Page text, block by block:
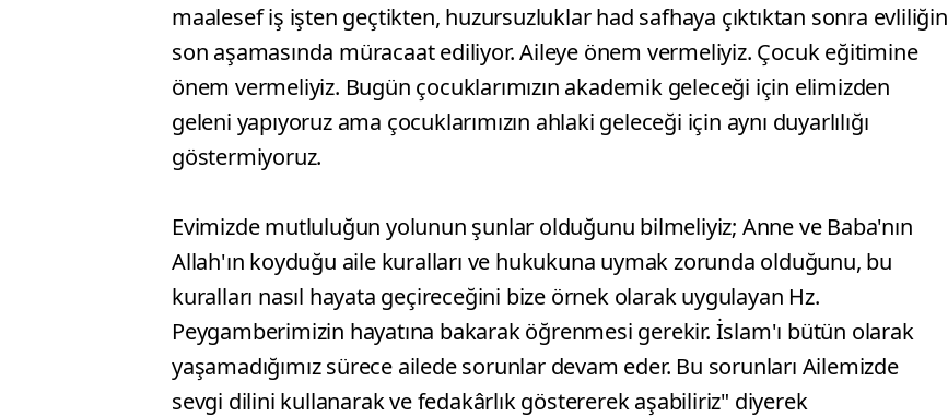
maalesef iş işten geçtikten, huzursuzluklar had safhaya çıktıktan sonra evliliğin
son aşamasında müracaat ediliyor. Aileye önem vermeliyiz. Çocuk eğitimine
önem vermeliyiz. Bugün çocuklarımızın akademik geleceği için elimizden
geleni yapıyoruz ama çocuklarımızın ahlaki geleceği için aynı duyarlılığı
göstermiyoruz.
Evimizde mutluluğun yolunun şunlar olduğunu bilmeliyiz; Anne ve Baba'nın
Allah'ın koyduğu aile kuralları ve hukukuna uymak zorunda olduğunu, bu
kuralları nasıl hayata geçireceğini bize örnek olarak uygulayan Hz.
Peygamberimizin hayatına bakarak öğrenmesi gerekir. İslam'ı bütün olarak
yaşamadığımız sürece ailede sorunlar devam eder. Bu sorunları Ailemizde
sevgi dilini kullanarak ve fedakârlık göstererek aşabiliriz" diyerek